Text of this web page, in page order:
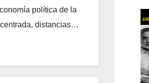
política de la
distancias…